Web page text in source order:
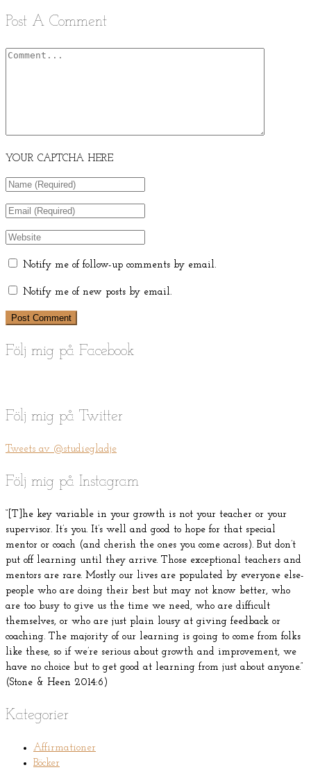
Post A Comment
YOUR CAPTCHA HERE
Notify me of follow-up comments by email.
Notify me of new posts by email.
Följ mig på Facebook
Följ mig på Twitter
Tweets av @studiegladje
Följ mig på Instagram
“[T]he key variable in your growth is not your teacher or your
supervisor. It’s you. It’s well and good to hope for that special
mentor or coach (and cherish the ones you come across). But don’t
put off learning until they arrive. Those exceptional teachers and
mentors are rare. Mostly our lives are populated by everyone else-
people who are doing their best but may not know better, who
are too busy to give us the time we need, who are difficult
themselves, or who are just plain lousy at giving feedback or
coaching. The majority of our learning is going to come from folks
like these, so if we’re serious about growth and improvement, we
have no choice but to get good at learning from just about anyone.”
(Stone & Heen 2014:6)
Kategorier
Affirmationer
Böcker